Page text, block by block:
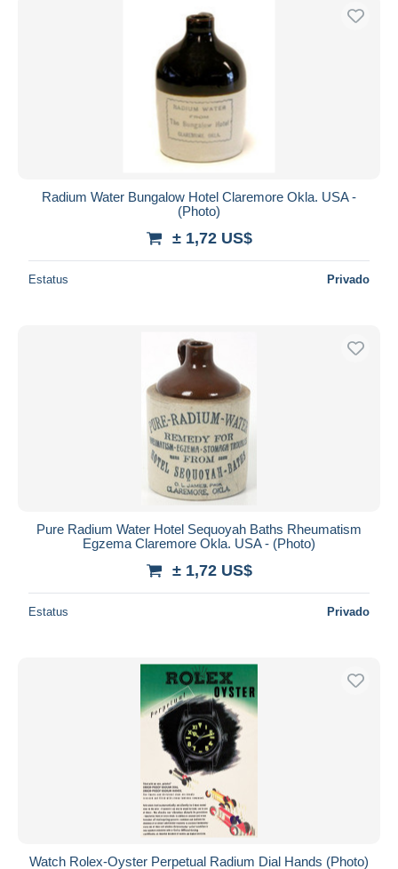
Radium Water Bungalow Hotel Claremore Okla. USA -
(Photo)
± 1,72 US$
Estatus Privado
Pure Radium Water Hotel Sequoyah Baths Rheumatism
Egzema Claremore Okla. USA - (Photo)
± 1,72 US$
Estatus Privado
Watch Rolex-Oyster Perpetual Radium Dial Hands (Photo)